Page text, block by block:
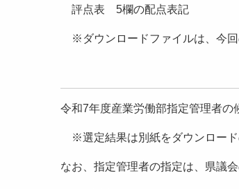
評点表 5欄の配点表記
※ダウンロードファイルは、今回
令和7年度産業労働部指定管理者
※選定結果は別紙をダウンロード
なお、指定管理者の指定は、県議